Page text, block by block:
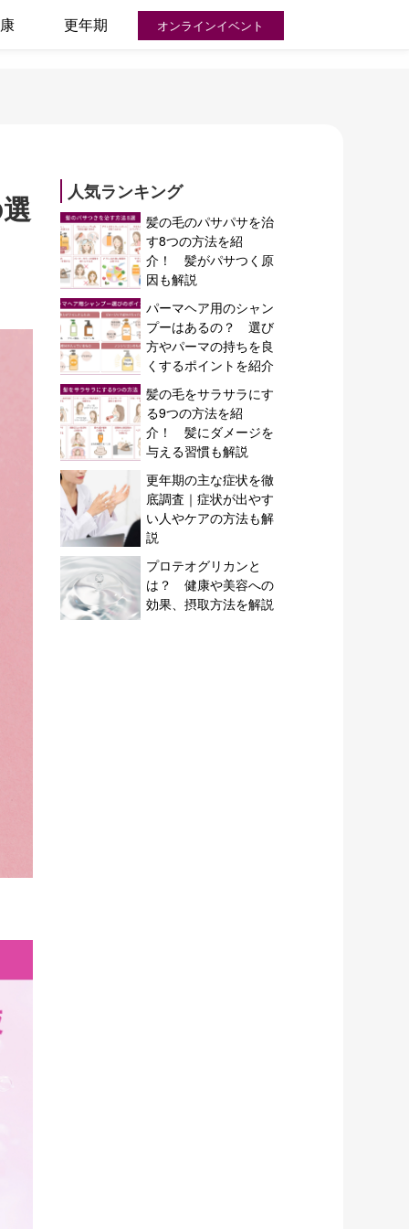
更年期 オンラインイベント
人気ランキング
髪の毛のパサパサを治
す8つの方法を紹
介！ 髪がパサつく原
因も解説
パーマヘア用のシャン
プーはあるの？ 選び
方やパーマの持ちを良
くするポイントを紹介
髪の毛をサラサラにす
る9つの方法を紹
介！ 髪にダメージを
与える習慣も解説
更年期の主な症状を徹
底調査｜症状が出やす
い人やケアの方法も解
説
プロテオグリカンと
は？ 健康や美容への
効果、摂取方法を解説